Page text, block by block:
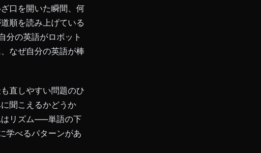
口を開いた瞬間、何
順を読み上げている
分の英語がロボット
なぜ自分の英語が棒
直しやすい問題のひ
聞こえるかどうか
はリズム——単語の下
学べるパターンがあ